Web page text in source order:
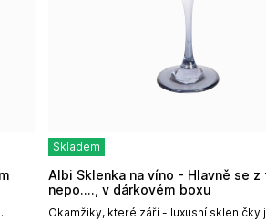
Skladem
Okamžiky, které září - luxusní skleničky
Albi Sklenka na víno - Hlavně se z toho
nepo...., v dárkovém boxu